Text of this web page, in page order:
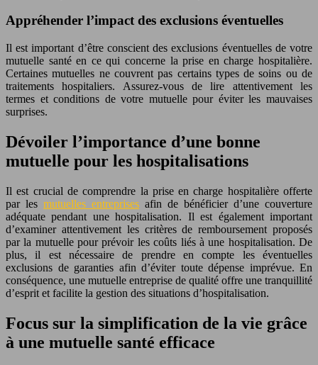
Appréhender l’impact des exclusions éventuelles
Il est important d’être conscient des exclusions éventuelles de votre
mutuelle santé en ce qui concerne la prise en charge hospitalière.
Certaines mutuelles ne couvrent pas certains types de soins ou de
traitements hospitaliers. Assurez-vous de lire attentivement les
termes et conditions de votre mutuelle pour éviter les mauvaises
surprises.
Dévoiler l’importance d’une bonne
mutuelle pour les hospitalisations
Il est crucial de comprendre la prise en charge hospitalière offerte
par les mutuelles entreprises afin de bénéficier d’une couverture
adéquate pendant une hospitalisation. Il est également important
d’examiner attentivement les critères de remboursement proposés
par la mutuelle pour prévoir les coûts liés à une hospitalisation. De
plus, il est nécessaire de prendre en compte les éventuelles
exclusions de garanties afin d’éviter toute dépense imprévue. En
conséquence, une mutuelle entreprise de qualité offre une tranquillité
d’esprit et facilite la gestion des situations d’hospitalisation.
Focus sur la simplification de la vie grâce
à une mutuelle santé efficace